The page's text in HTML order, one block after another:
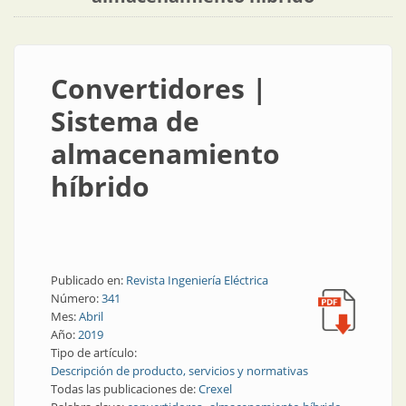
Convertidores |
Sistema de
almacenamiento
híbrido
Publicado en: Revista Ingeniería Eléctrica
Número:341
Mes:Abril
Año:2019
Tipo de artículo:
Descripción de producto, servicios y normativas
Todas las publicaciones de:Crexel